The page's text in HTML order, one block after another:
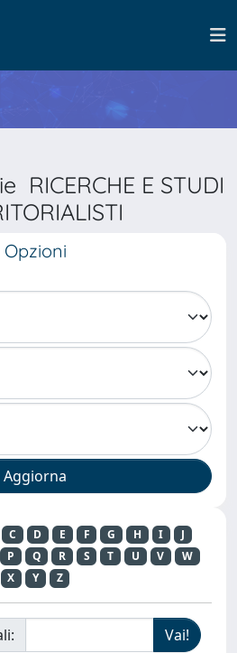
RICERCHE E STUDI
Opzioni
C D E F G H I
J
P Q R S T U V
W
X
Y Z